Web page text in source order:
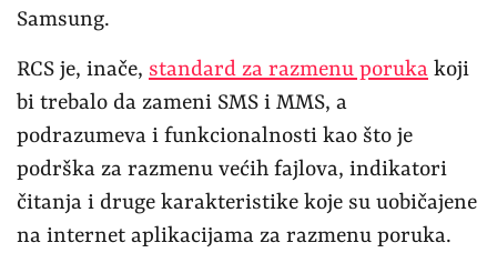
Samsung.
RCS je, inače, standard za razmenu poruka koji
bi trebalo da zameni SMS i MMS, a
podrazumeva i funkcionalnosti kao što je
podrška za razmenu većih fajlova, indikatori
čitanja i druge karakteristike koje su uobičajene
na internet aplikacijama za razmenu poruka.